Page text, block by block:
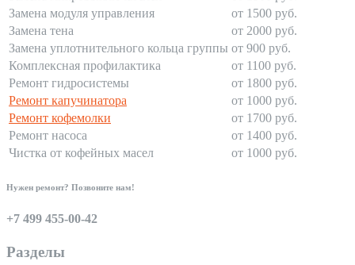
Замена модуля управления
от 1500 руб.
Замена тена
от 2000 руб.
Замена уплотнительного кольца группы от 900 руб.
Комплексная профилактика
от 1100 руб.
Ремонт гидросистемы
от 1800 руб.
Ремонт капучинатора
от 1000 руб.
Ремонт кофемолки
от 1700 руб.
Ремонт насоса
от 1400 руб.
Чистка от кофейных масел
от 1000 руб.
Нужен ремонт? Позвоните нам!
+7 499 455-00-42
Разделы